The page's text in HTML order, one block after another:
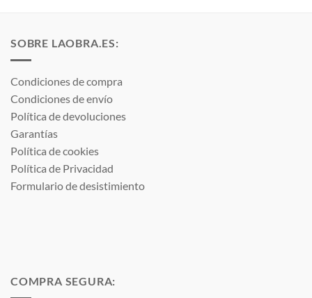
SOBRE LAOBRA.ES:
Condiciones de compra
Condiciones de envío
Política de devoluciones
Garantías
Política de cookies
Política de Privacidad
Formulario de desistimiento
COMPRA SEGURA: